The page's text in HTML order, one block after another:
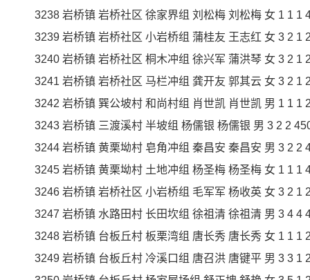
3238 岩桥镇 岩桥社区 徐家界组 刘松梅 刘松梅 女 1 1 1
3239 岩桥镇 岩桥社区 小岩桥组 蒲桂友 王志红 女 3 2 1
3240 岩桥镇 岩桥社区 桐木冲组 徐兴军 蒲洪琴 女 3 2 1
3241 岩桥镇 岩桥社区 马栏冲组 龚开友 郭其云 女 3 2 1
3242 岩桥镇 巽公坡村 和尚村组 肖世凯 肖世凯 男 1 1 1
3243 岩桥镇 三渡溪村 半坡组 杨儒银 杨儒银 男 3 2 2
3244 岩桥镇 黄栗坳村 皂角冲组 秦昌安 秦昌安 男 3 2 2
3245 岩桥镇 黄栗坳村 土地冲组 杨圣梅 杨圣梅 女 1 1 1
3246 岩桥镇 岩桥社区 小岩桥组 毛军军 杨收英 女 3 2 1
3247 岩桥镇 水路田村 长田坎组 徐祖清 徐祖清 男 3 4 4
3248 岩桥镇 台板丘村 板栗湾组 唐长秀 唐长秀 女 1 1 1
3249 岩桥镇 台板丘村 冷溪口组 唐召洪 唐键平 男 3 3 1